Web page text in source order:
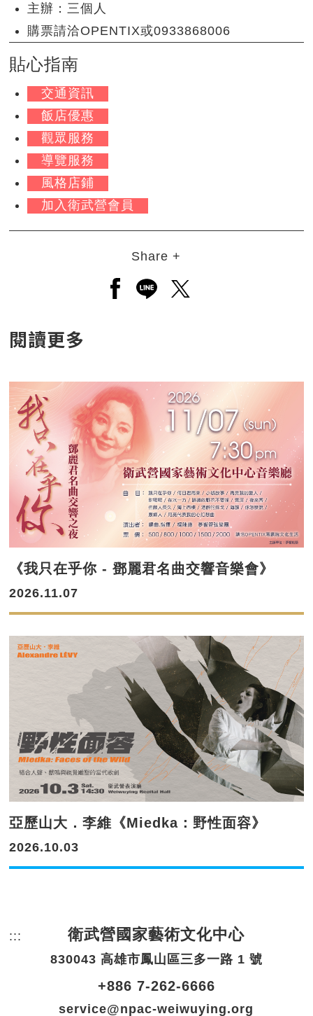
主辦：三個人
購票請洽OPENTIX或0933868006
貼心指南
交通資訊
飯店優惠
觀眾服務
導覽服務
風格店鋪
加入衛武營會員
Share +
另開新視窗分享至facebook
另開新視窗分享至line
另開新視窗分享至
閱讀更多
《我只在乎你 - 鄧麗君名曲交響音樂會》
2026.11.07
亞歷山大．李維《Miedka：野性面容》
2026.10.03
::: 頁尾網站資訊。
衛武營國家藝術文化中心
830043 高雄市鳳山區三多一路 1 號
+886 7-262-6666
service@npac-weiwuying.org